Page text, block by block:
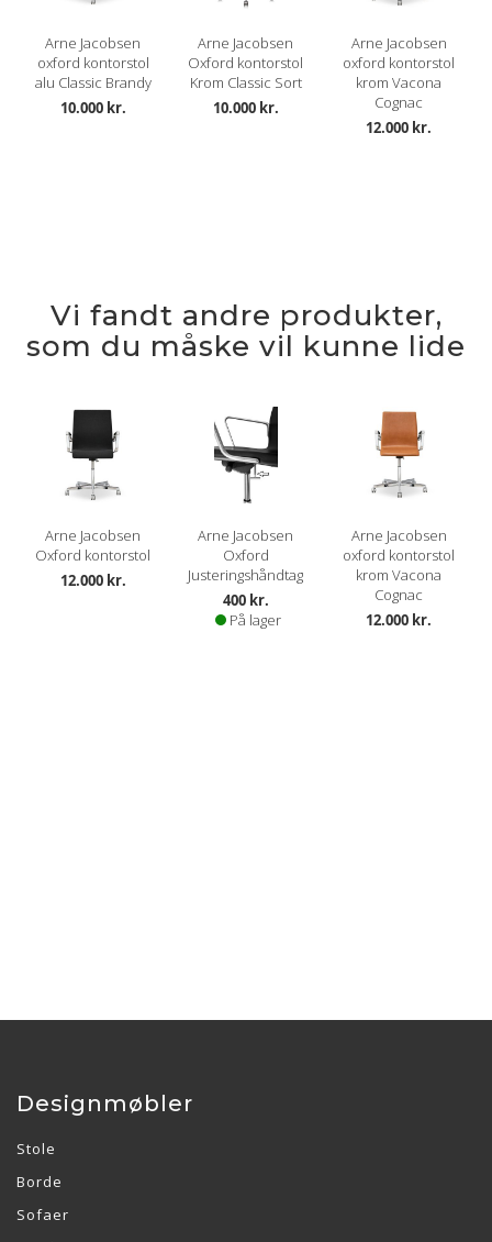
Arne Jacobsen
oxford kontorstol
alu Classic Brandy
10.000 kr.
Arne Jacobsen
Oxford kontorstol
Krom Classic Sort
10.000 kr.
Arne Jacobsen
oxford kontorstol
krom Vacona
Cognac
12.000 kr.
Vi fandt andre produkter,
som du måske vil kunne lide
Arne Jacobsen
Oxford kontorstol
12.000 kr.
Arne Jacobsen
Oxford
Justeringshåndtag
400 kr.
På lager
Arne Jacobsen
oxford kontorstol
krom Vacona
Cognac
12.000 kr.
Designmøbler
Stole
Borde
Sofaer